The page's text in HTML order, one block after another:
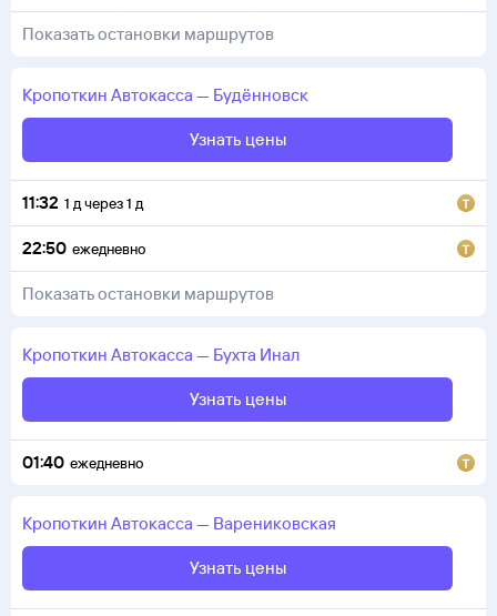
Показать остановки маршрутов
Кропоткин Автокасса — Будённовск
Узнать цены
11:32 1 дчерез1 д
22:50 ежедневно
Показать остановки маршрутов
Кропоткин Автокасса — Бухта Инал
Узнать цены
01:40 ежедневно
Кропоткин Автокасса — Варениковская
Узнать цены